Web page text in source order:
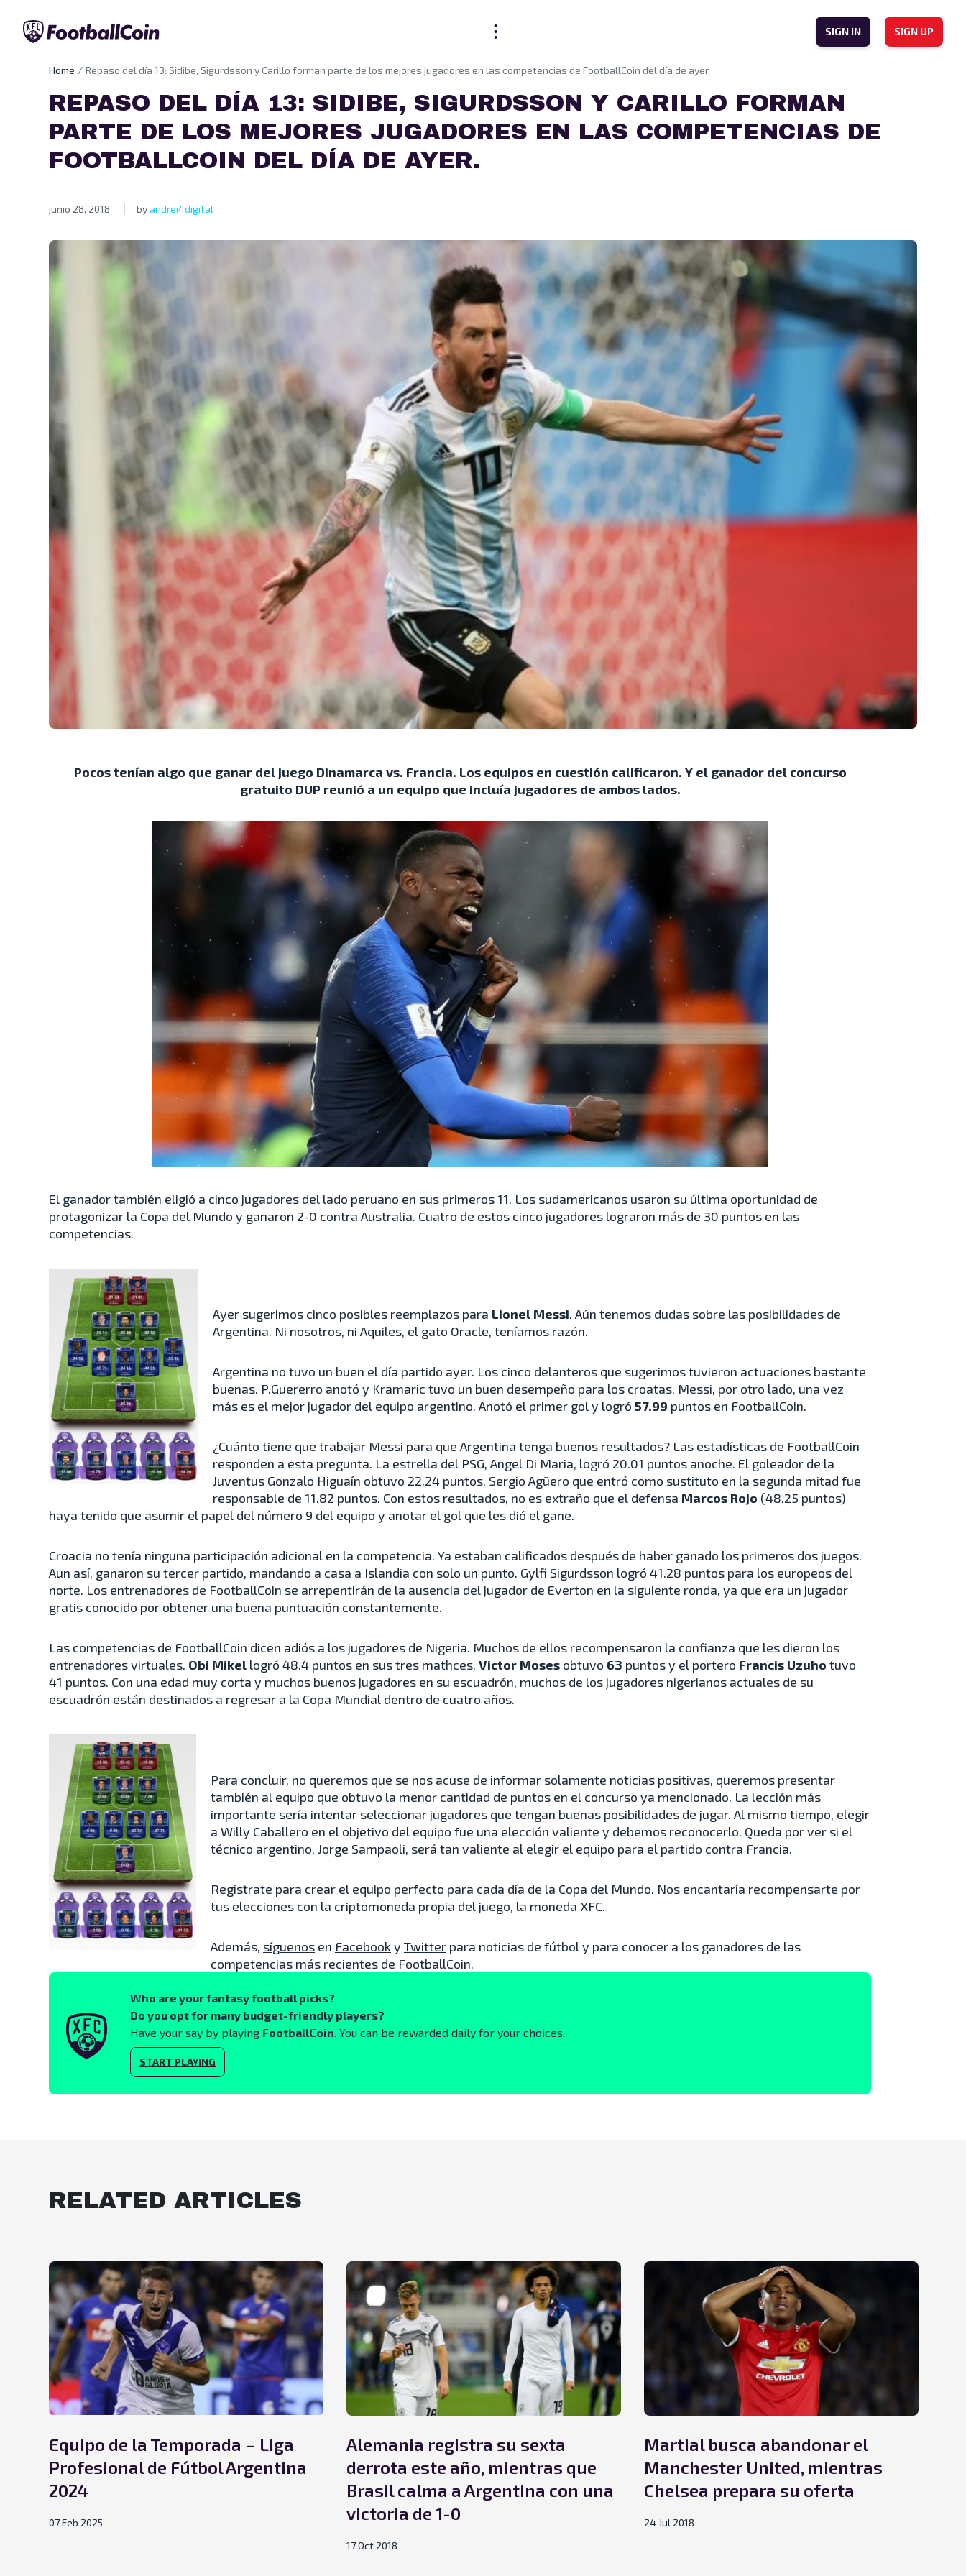
SIGN IN SIGN UP
Home Repaso del día 13: Sidibe, Sigurdsson y Carillo forman parte de los mejores jugadores en las competencias de FootballCoin del día de ayer.
REPASO DEL DÍA 13: SIDIBE, SIGURDSSON Y CARILLO FORMAN
PARTE DE LOS MEJORES JUGADORES EN LAS COMPETENCIAS DE
FOOTBALLCOIN DEL DÍA DE AYER.
junio 28, 2018 byandrei4digital
Pocos tenían algo que ganar del juego Dinamarca vs. Francia. Los equipos en cuestión calificaron. Y el ganador del concurso
gratuito DUP reunió a un equipo que incluía jugadores de ambos lados.
El ganador también eligió a cinco jugadores del lado peruano en sus primeros 11. Los sudamericanos usaron su última oportunidad de
protagonizar la Copa del Mundo y ganaron 2-0 contra Australia. Cuatro de estos cinco jugadores lograron más de 30 puntos en las
competencias.
Ayer sugerimos cinco posibles reemplazos para Lionel Messi. Aún tenemos dudas sobre las posibilidades de
Argentina. Ni nosotros, ni Aquiles, el gato Oracle, teníamos razón.
Argentina no tuvo un buen el día partido ayer. Los cinco delanteros que sugerimos tuvieron actuaciones bastante
buenas. P.Guererro anotó y Kramaric tuvo un buen desempeño para los croatas. Messi, por otro lado, una vez
más es el mejor jugador del equipo argentino. Anotó el primer gol y logró 57.99 puntos en FootballCoin.
¿Cuánto tiene que trabajar Messi para que Argentina tenga buenos resultados? Las estadísticas de FootballCoin
responden a esta pregunta. La estrella del PSG, Angel Di Maria, logró 20.01 puntos anoche. El goleador de la
Juventus Gonzalo Higuaín obtuvo 22.24 puntos. Sergio Agüero que entró como sustituto en la segunda mitad fue
responsable de 11.82 puntos. Con estos resultados, no es extraño que el defensa Marcos Rojo (48.25 puntos)
haya tenido que asumir el papel del número 9 del equipo y anotar el gol que les dió el gane.
Croacia no tenía ninguna participación adicional en la competencia. Ya estaban calificados después de haber ganado los primeros dos juegos.
Aun así, ganaron su tercer partido, mandando a casa a Islandia con solo un punto. Gylfi Sigurdsson logró 41.28 puntos para los europeos del
norte. Los entrenadores de FootballCoin se arrepentirán de la ausencia del jugador de Everton en la siguiente ronda, ya que era un jugador
gratis conocido por obtener una buena puntuación constantemente.
Las competencias de FootballCoin dicen adiós a los jugadores de Nigeria. Muchos de ellos recompensaron la confianza que les dieron los
entrenadores virtuales. Obi Mikel logró 48.4 puntos en sus tres mathces. Victor Moses obtuvo 63 puntos y el portero Francis Uzuho tuvo
41 puntos. Con una edad muy corta y muchos buenos jugadores en su escuadrón, muchos de los jugadores nigerianos actuales de su
escuadrón están destinados a regresar a la Copa Mundial dentro de cuatro años.
Para concluir, no queremos que se nos acuse de informar solamente noticias positivas, queremos presentar
también al equipo que obtuvo la menor cantidad de puntos en el concurso ya mencionado. La lección más
importante sería intentar seleccionar jugadores que tengan buenas posibilidades de jugar. Al mismo tiempo, elegir
a Willy Caballero en el objetivo del equipo fue una elección valiente y debemos reconocerlo. Queda por ver si el
técnico argentino, Jorge Sampaoli, será tan valiente al elegir el equipo para el partido contra Francia.
Regístrate para crear el equipo perfecto para cada día de la Copa del Mundo. Nos encantaría recompensarte por
tus elecciones con la criptomoneda propia del juego, la moneda XFC.
Además, síguenos en Facebook y Twitter para noticias de fútbol y para conocer a los ganadores de las
competencias más recientes de FootballCoin.
Who are your fantasy football picks?
Do you opt for many budget-friendly players?
Have your say by playing FootballCoin. You can be rewarded daily for your choices.
START PLAYING
RELATED ARTICLES
Equipo de la Temporada – Liga
Profesional de Fútbol Argentina
2024
07 Feb 2025
Alemania registra su sexta
derrota este año, mientras que
Brasil calma a Argentina con una
victoria de 1-0
17 Oct 2018
Martial busca abandonar el
Manchester United, mientras
Chelsea prepara su oferta
24 Jul 2018